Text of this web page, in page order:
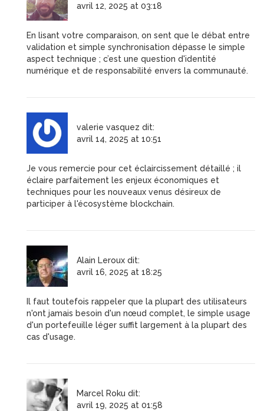
avril 12, 2025 at 03:18
En lisant votre comparaison, on sent que le débat entre
validation et simple synchronisation dépasse le simple
aspect technique ; c’est une question d'identité
numérique et de responsabilité envers la communauté.
valerie vasquez dit:
avril 14, 2025 at 10:51
Je vous remercie pour cet éclaircissement détaillé ; il
éclaire parfaitement les enjeux économiques et
techniques pour les nouveaux venus désireux de
participer à l'écosystème blockchain.
Alain Leroux dit:
avril 16, 2025 at 18:25
Il faut toutefois rappeler que la plupart des utilisateurs
n'ont jamais besoin d'un nœud complet, le simple usage
d'un portefeuille léger suffit largement à la plupart des
cas d'usage.
Marcel Roku dit:
avril 19, 2025 at 01:58